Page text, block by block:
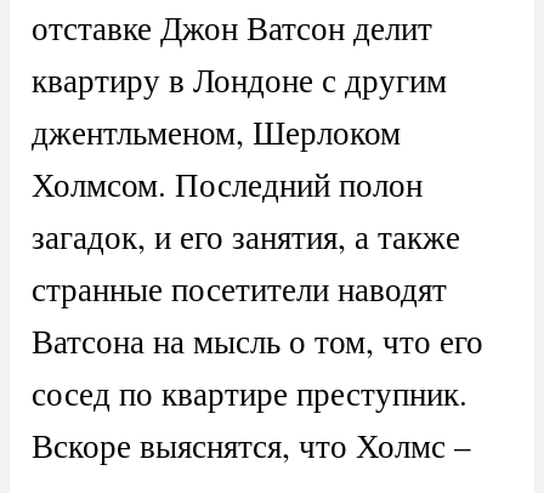
отставке Джон Ватсон делит
квартиру в Лондоне с другим
джентльменом, Шерлоком
Холмсом. Последний полон
загадок, и его занятия, а также
странные посетители наводят
Ватсона на мысль о том, что его
сосед по квартире преступник.
Вскоре выяснятся, что Холмс –